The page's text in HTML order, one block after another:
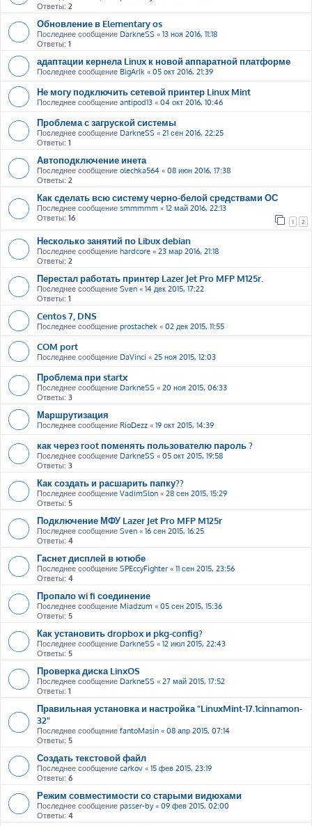
Ответы: 2
Обновление в Elementary os
Последнее сообщение DarkneSS « 13 ноя 2016, 11:18
Ответы: 1
адаптации кернела Linux к новой аппаратной платформе
Последнее сообщение BigArik « 05 окт 2016, 21:39
Не могу подключить сетевой принтер Linux Mint
Последнее сообщение antipod13 « 04 окт 2016, 10:46
Проблема с загруской системы
Последнее сообщение DarkneSS « 21 сен 2016, 22:25
Ответы: 1
Автоподключение инета
Последнее сообщение olechka564 « 08 июн 2016, 17:38
Ответы: 2
Как сделать всю систему черно-белой средствами ОС
Последнее сообщение smmmmm « 12 май 2016, 22:13
Ответы: 16 1 2
Несколько занятий по Libux debian
Последнее сообщение hardcore « 23 мар 2016, 21:18
Ответы: 2
Перестал работать принтер Lazer Jet Pro MFP M125r.
Последнее сообщение Sven « 14 дек 2015, 17:22
Ответы: 1
Centos 7, DNS
Последнее сообщение prostachek « 02 дек 2015, 11:55
COM port
Последнее сообщение DaVinci « 25 ноя 2015, 12:03
Проблема при startx
Последнее сообщение DarkneSS « 20 ноя 2015, 06:33
Ответы: 3
Маршрутизация
Последнее сообщение RioDezz « 19 окт 2015, 14:39
как через root поменять пользователю пароль ?
Последнее сообщение DarkneSS « 05 окт 2015, 19:58
Ответы: 3
Как создать и расшарить папку??
Последнее сообщение VadimSlon « 28 сен 2015, 15:29
Ответы: 5
Подключение МФУ Lazer Jet Pro MFP M125r
Последнее сообщение Sven « 16 сен 2015, 16:25
Ответы: 4
Гаснет дисплей в ютюбе
Последнее сообщение SPEccyFighter « 11 сен 2015, 23:56
Ответы: 4
Пропало wi fi соединение
Последнее сообщение Miadzum « 05 сен 2015, 15:36
Ответы: 5
Как установить dropbox и pkg-config?
Последнее сообщение DarkneSS « 12 июл 2015, 22:43
Ответы: 5
Проверка диска LinxOS
Последнее сообщение DarkneSS « 27 май 2015, 17:52
Ответы: 1
Правильная установка и настройка "LinuxMint-17.1cinnamon-
32"
Последнее сообщение fantoMasin « 08 апр 2015, 07:14
Ответы: 5
Создать текстовой файл
Последнее сообщение carkov « 15 фев 2015, 23:19
Ответы: 6
Режим совместимости со старыми видюхами
Последнее сообщение passer-by« 09 фев 2015, 02:00
Ответы: 4